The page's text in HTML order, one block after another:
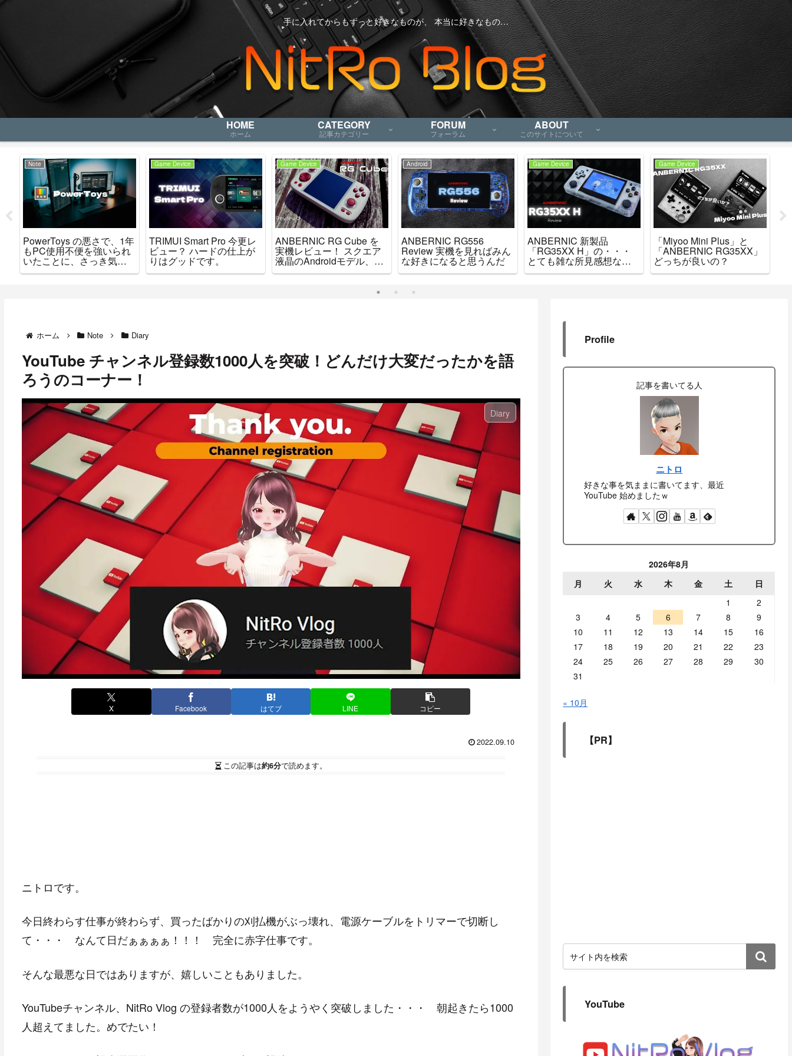
手に入れてからもずっと好きなものが、 本当に好きなもの…
HOME
ホーム
CATEGORY
記事カテゴリー
FORUM
フォーラム
ABOUT
このサイトについて
Note
PowerToys の悪さで、1年
もPC使用不便を強いられ
いたことに、さっき気が
ついた。
Game Device
TRIMUI Smart Pro 今更レ
ビュー？ ハードの仕上が
りはグッドです。
Game Device
ANBERNIC RG Cube を
実機レビュー！ スクエア
液晶のAndroidモデル、ニ
ッチで可愛いゲーム機で
Android
ANBERNIC RG556
Review 実機を見ればみん
な好きになると思うんだ
Game Device
ANBERNIC 新製品
「RG35XX H」の・・・
とても雑な所見感想など
をお知らせします
Game Device
「Miyoo Mini Plus」と
「ANBERNIC RG35XX」
どっちが良いの？
ホーム Note Diary
YouTube チャンネル登録数1000人を突破！どんだけ大変だったかを語
ろうのコーナー！
Diary
X Facebook はてブ LINE コピー
2022.09.10
この記事は約6分で読めます。
ニトロです。
今日終わらす仕事が終わらず、買ったばかりの刈払機がぶっ壊れ、電源ケーブルをトリマーで切断し
て・・・ なんて日だぁぁぁぁ！！！ 完全に赤字仕事です。
そんな最悪な日ではありますが、嬉しいこともありました。
YouTubeチャンネル、NitRo Vlog の登録者数が1000人をようやく突破しました・・・ 朝起きたら1000
人超えてました。めでたい！
Profile
記事を書いてる人
ニトロ
好きな事を気ままに書いてます、最近
YouTube 始めましたｗ
2026年8月
月
火 水 木 金 土
日
1
2
3
4 5 6 7 8
9
10
11 12 13 14 15
16
17
18 19 20 21 22
23
24
25 26 27 28 29
30
31
« 10月
【PR】
YouTube